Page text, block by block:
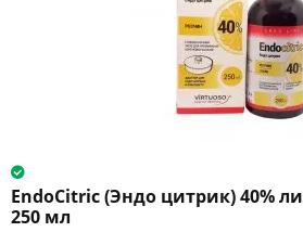
EndoCitric (Эндо цитрик) 40%
250 мл